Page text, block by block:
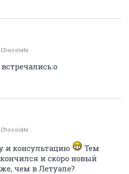
Chocolate
Chocolate
и консультацию
Тем
и скоро новый
чем в Летуале?